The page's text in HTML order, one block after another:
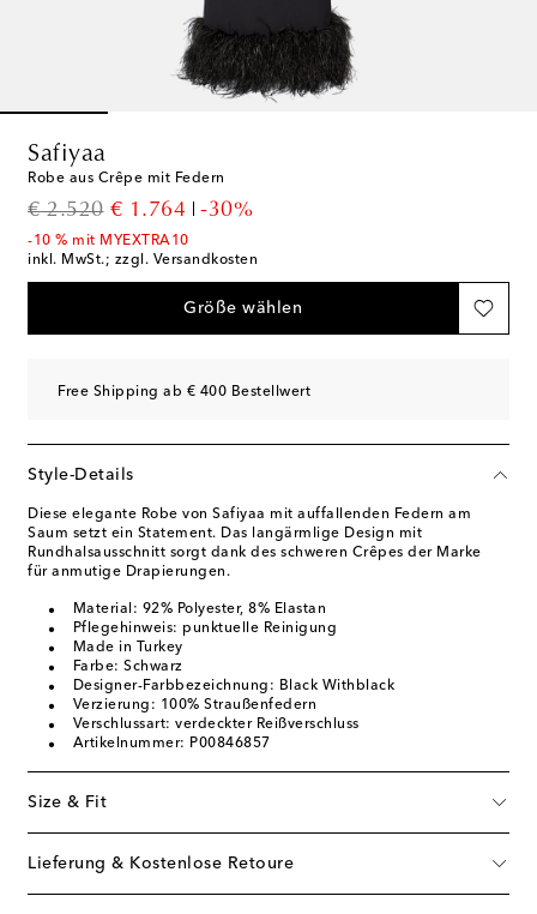
Safiyaa
Robe aus Crêpe mit Federn
€ 2.520
original price
€ 1.764
discount price
-30%
-10 % mit MYEXTRA10
inkl. MwSt.; zzgl. Versandkosten
Größe wählen
Free Shipping ab € 400 Bestellwert
Style-Details
Diese elegante Robe von Safiyaa mit auffallenden Federn am
Saum setzt ein Statement. Das langärmlige Design mit
Rundhalsausschnitt sorgt dank des schweren Crêpes der Marke
für anmutige Drapierungen.
Material: 92% Polyester, 8% Elastan
Pflegehinweis: punktuelle Reinigung
Made in Turkey
Farbe: Schwarz
Designer-Farbbezeichnung: Black Withblack
Verzierung: 100% Straußenfedern
Verschlussart: verdeckter Reißverschluss
Artikelnummer: P00846857
Size & Fit
Lieferung & Kostenlose Retoure